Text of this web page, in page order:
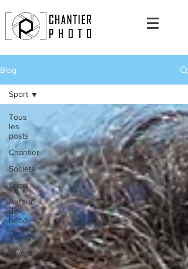
Blog
Tous
les
posts
Chantier
Société
Sport
Autour
de
bébé
Voyage
Divers
Sport